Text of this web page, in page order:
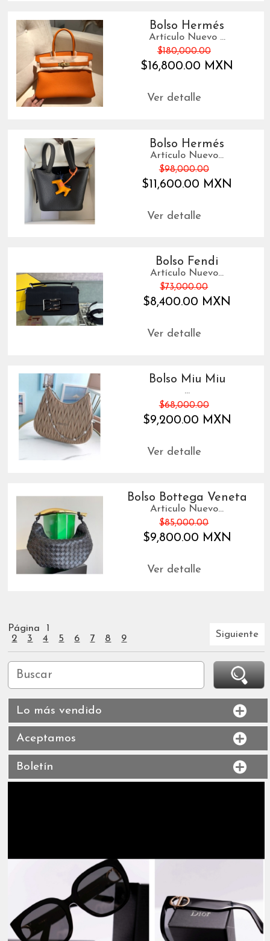
Bolso Hermés
Artículo Nuevo ...
$180,000.00
$16,800.00 MXN
Ver detalle
Bolso Hermés
Artículo Nuevo...
$98,000.00
$11,600.00 MXN
Ver detalle
Bolso Fendi
Artículo Nuevo...
$73,000.00
$8,400.00 MXN
Ver detalle
Bolso Miu Miu
...
$68,000.00
$9,200.00 MXN
Ver detalle
Bolso Bottega Veneta
Articulo Nuevo...
$85,000.00
$9,800.00 MXN
Ver detalle
Página
1
2
3 4 5 6 7 8 9 Siguiente
Lo más vendido
Aceptamos
Boletín